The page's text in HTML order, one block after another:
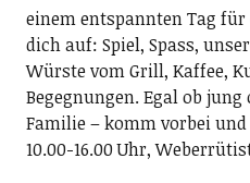
einem entspannten Tag für
dich auf: Spiel, Spass,
Würste vom Grill, Kaffee,
Begegnungen. Egal ob
Familie – komm vorbei
10.00-16.00 Uhr,